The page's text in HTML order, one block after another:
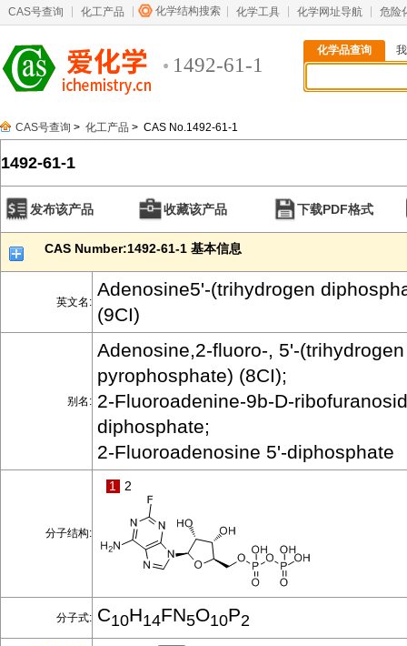
CAS号查询 化工产品 化学结构搜索 化学工具 化学网址导航 危险
1492-61-1
化学品查询
CAS号查询 > 化工产品 > CAS No.1492-61-1
1492-61-1
发布该产品 收藏该产品 下载PDF格式
CAS Number:1492-61-1 基本信息
英文名:
Adenosine5'-(trihydrogen
(9CI)
别名:
Adenosine,2-fluoro-, 5'-(trihydrogen
pyrophosphate) (8CI);
2-Fluoroadenine-9b-D-
diphosphate;
2-Fluoroadenosine 5'-diphosphate
分子结构:
1 2
分子式: C10H14FN5O10P2